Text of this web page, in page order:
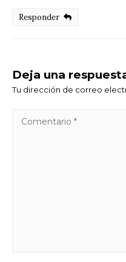
Responder
Deja una
Tu dirección de correo